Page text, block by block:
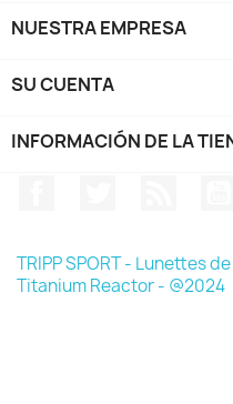
NUESTRA EMPRESA
SU CUENTA
INFORMACIÓN DE LA
TRIPP SPORT - Lunettes
Titanium Reactor - @2024